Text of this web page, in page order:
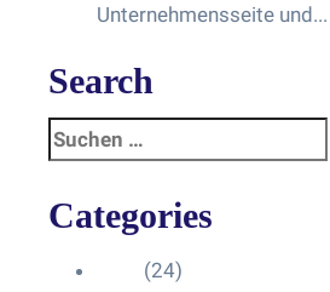
Unternehmensseite und...
Search
Categories
(24)